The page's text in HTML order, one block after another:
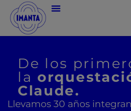
De los
la
Claude.
Llevamos 30 años